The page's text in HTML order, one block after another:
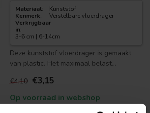
Materiaal:
Kunststof
Kenmerk:
Verstelbare vloerdrager
Verkrijgbaar
in:
3-6 cm | 6-14cm
Deze kunststof vloerdrager is gemaakt
van plastic. Het maximaal belast...
€4,10 €3,15
Op voorraad in webshop